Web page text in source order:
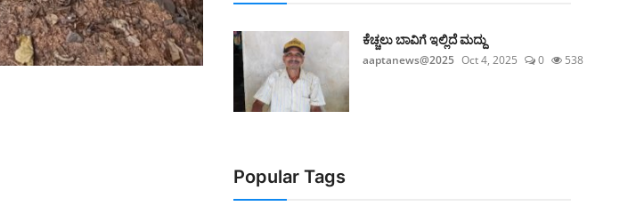
ಕೆಚ್ಚಲು ಬಾವಿಗೆ ಇಲ್ಲಿದೆ ಮದ್ದು
aaptanews@2025 Oct 4, 2025 0 538
Popular Tags